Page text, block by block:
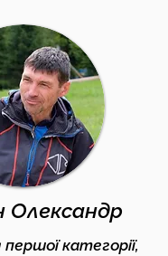
Олександр
категорії,